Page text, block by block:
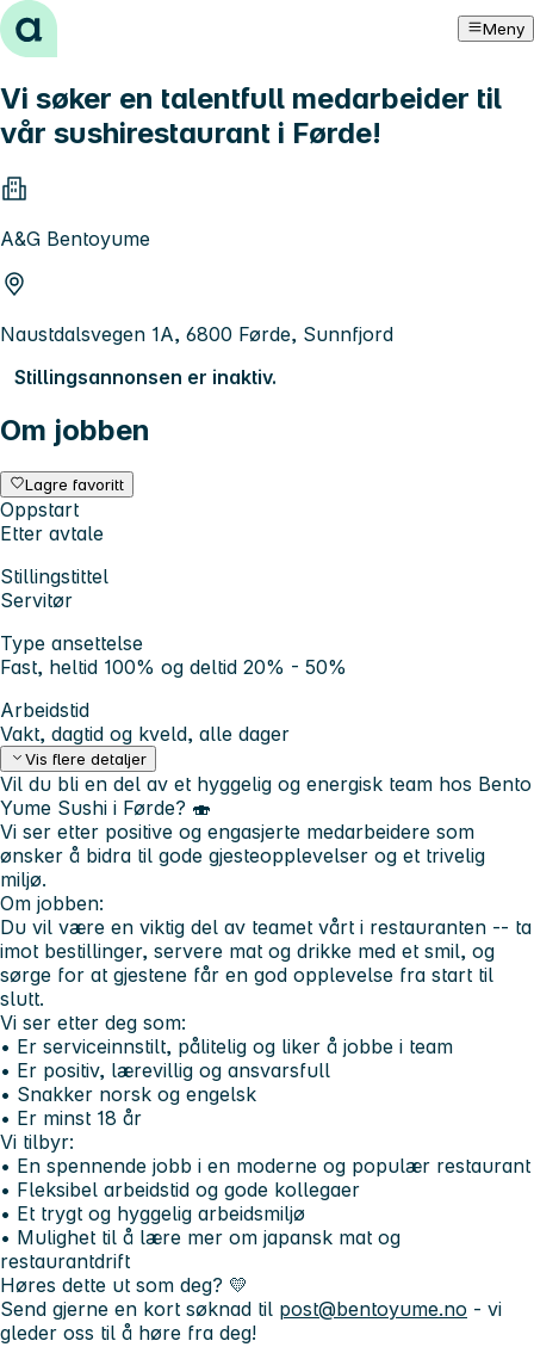
Hopp til innhold Meny
Vi søker en talentfull medarbeider til
vår sushirestaurant i Førde!
A&G Bentoyume
Naustdalsvegen 1A, 6800 Førde, Sunnfjord
Stillingsannonsen er inaktiv.
Om jobben
Lagre favoritt
Oppstart
Etter avtale
Stillingstittel
Servitør
Type ansettelse
Fast, heltid 100% og deltid 20% - 50%
Arbeidstid
Vakt, dagtid og kveld, alle dager
Vis flere detaljer
Vil du bli en del av et hyggelig og energisk team hos Bento
Yume Sushi i Førde? 🍣
Vi ser etter positive og engasjerte medarbeidere som
ønsker å bidra til gode gjesteopplevelser og et trivelig
miljø.
Om jobben:
Du vil være en viktig del av teamet vårt i restauranten -- ta
imot bestillinger, servere mat og drikke med et smil, og
sørge for at gjestene får en god opplevelse fra start til
slutt.
Vi ser etter deg som:
• Er serviceinnstilt, pålitelig og liker å jobbe i team
• Er positiv, lærevillig og ansvarsfull
• Snakker norsk og engelsk
• Er minst 18 år
Vi tilbyr:
• En spennende jobb i en moderne og populær restaurant
• Fleksibel arbeidstid og gode kollegaer
• Et trygt og hyggelig arbeidsmiljø
• Mulighet til å lære mer om japansk mat og
restaurantdrift
Høres dette ut som deg? 💛
Send gjerne en kort søknad til post@bentoyume.no - vi
gleder oss til å høre fra deg!